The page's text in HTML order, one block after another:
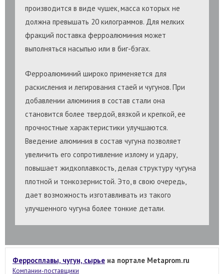
производится в виде чушек, масса которых не
должна превышать 20 килограммов. Для мелких
фракций поставка ферроалюминия может
выполняться насыпью или в биг-бэгах.
Ферроалюминий широко применяется для
раскисления и легирования стаей и чугунов. При
добавлении алюминия в состав стали она
становится более твердой, вязкой и крепкой, ее
прочностные характеристики улучшаются.
Введение алюминия в состав чугуна позволяет
увеличить его сопротивление излому и удару,
повышает жидкоплавкость, делая структуру чугуна
плотной и тонкозернистой. Это, в свою очередь,
дает возможность изготавливать из такого
улучшенного чугуна более тонкие детали.
Ферросплавы, чугун, сырье на портале Metaprom.ru
Компании-поставщики